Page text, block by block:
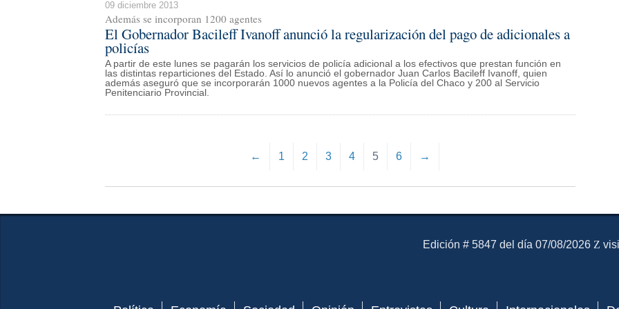
09 diciembre 2013
Además se incorporan 1200 agentes
El Gobernador Bacileff Ivanoff anunció la regularización del pago de adicionales a
policías
A partir de este lunes se pagarán los servicios de policía adicional a los efectivos que prestan función en
las distintas reparticiones del Estado. Así lo anunció el gobernador Juan Carlos Bacileff Ivanoff, quien
además aseguró que se incorporarán 1000 nuevos agentes a la Policía del Chaco y 200 al Servicio
Penitenciario Provincial.
← 1 2 3 4 5 6 →
El Mensajero Diario
Edición # 5847 del día 07/08/2026